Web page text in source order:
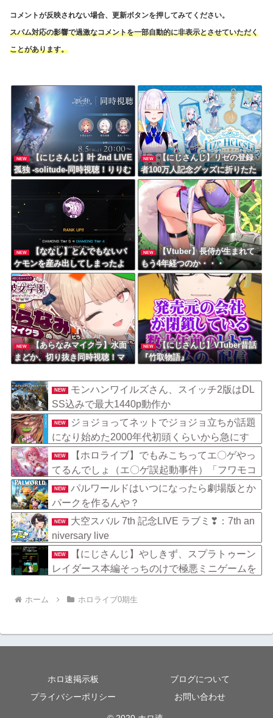
コメントが反映されない場合、更新ボタンを押してみてください。
スパム対応の影響で過激なコメントを一部自動的に非表示とさせていただく
ことがあります。
NEW
【にじさんじ】叶 2nd LIVE
孤独 -solitude-同時視聴！りりむ
感極まって泣いちゃってるやん
NEW
【にじさんじ】リゼの登録
者100万人記念グッズに折りたた
み傘『傘で草』『晴れてても雨
降りそう』
NEW
【ななし】とんでもないバ
ケモンを産み出してしまったよ
うやね…
NEW
【Vtuber】長侍が生まれて
もう4年経つのか・・・
NEW
【あらなみマイクラ】水面
まどか、切り抜き同時視聴！マ
しょう！ってやってんの草
NEW
【にじさんじ】VTuber昔話
『竹取物語』
NEW
モンハンワイルズさん、スイッチ2版はDL
SS込みで最大1440p動作か
NEW
ジョジョってネットでジョジョ立ちが話題
になり始めた2000年代初頭くらいから急にす
げえ人気作品扱いになったよな
NEW
【ホロライブ】でもみこちってエ〇ゲやっ
てるんでしょ（エ〇ゲ誤起動事件）「フワモコ
はやってそう、みこちは・・忙しくて無理だろ
う」
NEW
パルワールドはいつになったら劇場版とか
パークを作るんや？
NEW
大空スバル 7th 記念LIVE ラブミ❣：7th an
niversary live
NEW
【にじさんじ】やしきず、スプラトゥーン
レイダース本編そっちのけで極悪ミニゲームを
ホーム ホロライブ0期生
ホロ速掲示板
ブログについて
プライバシーポリシー
お問い合わせ